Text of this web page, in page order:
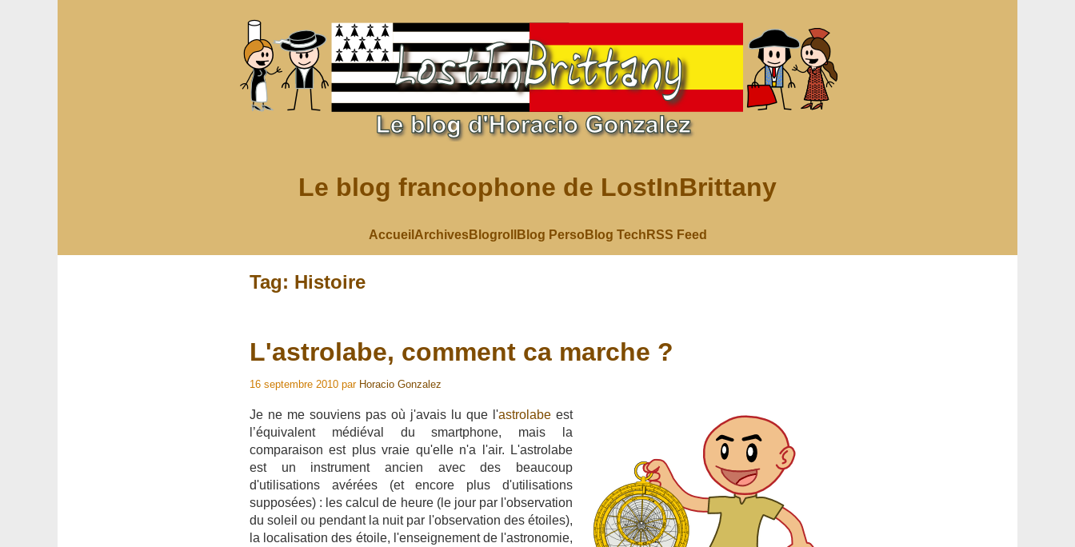
Le blog francophone de LostInBrittany
Accueil ArchivesBlogroll Blog Perso Blog Tech RSS Feed
Tag: Histoire
L'astrolabe, comment ca marche ?
16 septembre 2010 par Horacio Gonzalez
Je ne me souviens pas où j'avais lu que l'astrolabe est
l’équivalent médiéval du smartphone, mais la
comparaison est plus vraie qu'elle n'a l'air. L'astrolabe
est un instrument ancien avec des beaucoup
d'utilisations avérées (et encore plus d'utilisations
supposées) : les calcul de heure (le jour par l'observation
du soleil ou pendant la nuit par l'observation des étoiles),
la localisation des étoile, l'enseignement de l'astronomie,